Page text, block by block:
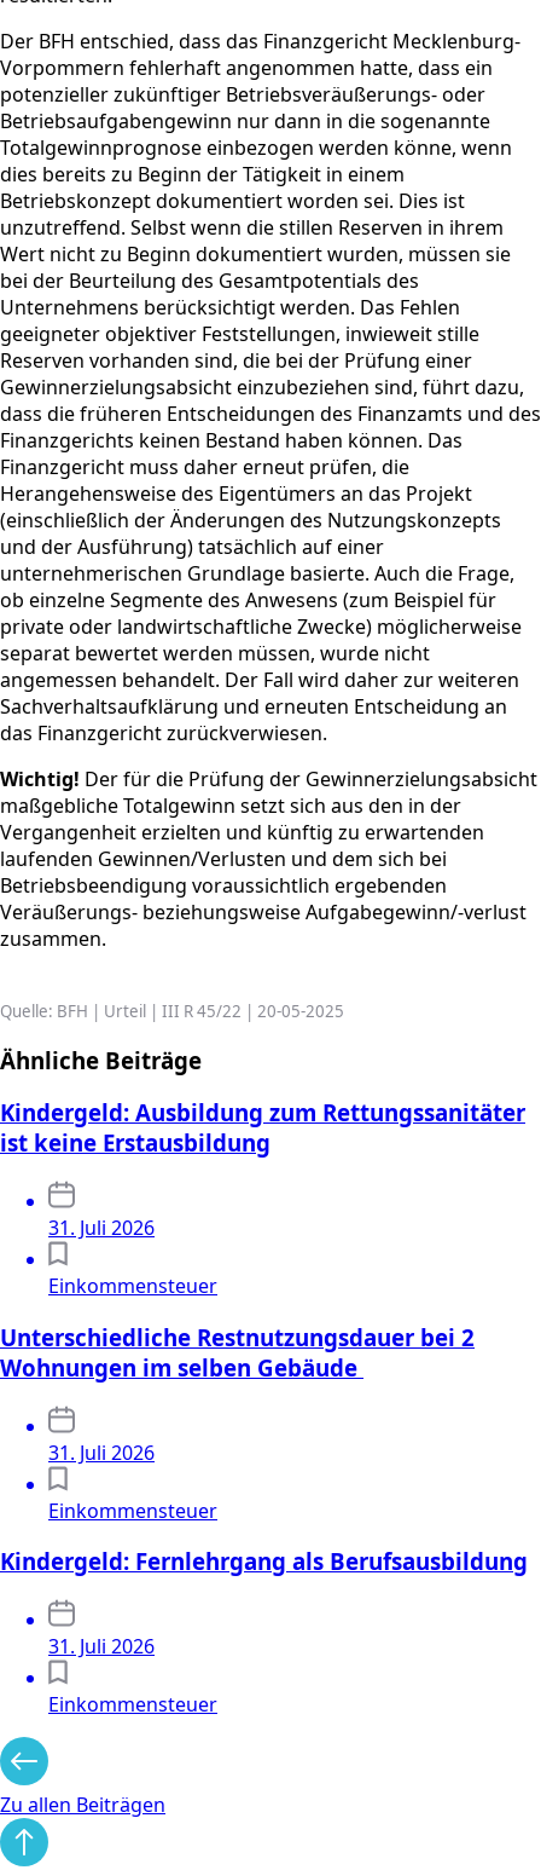
Der BFH entschied, dass das Finanzgericht Mecklenburg-
Vorpommern fehlerhaft angenommen hatte, dass ein
potenzieller zukünftiger Betriebsveräußerungs- oder
Betriebsaufgabengewinn nur dann in die sogenannte
Totalgewinnprognose einbezogen werden könne, wenn
dies bereits zu Beginn der Tätigkeit in einem
Betriebskonzept dokumentiert worden sei. Dies ist
unzutreffend. Selbst wenn die stillen Reserven in ihrem
Wert nicht zu Beginn dokumentiert wurden, müssen sie
bei der Beurteilung des Gesamtpotentials des
Unternehmens berücksichtigt werden. Das Fehlen
geeigneter objektiver Feststellungen, inwieweit stille
Reserven vorhanden sind, die bei der Prüfung einer
Gewinnerzielungsabsicht einzubeziehen sind, führt dazu,
dass die früheren Entscheidungen des Finanzamts und des
Finanzgerichts keinen Bestand haben können. Das
Finanzgericht muss daher erneut prüfen, die
Herangehensweise des Eigentümers an das Projekt
(einschließlich der Änderungen des Nutzungskonzepts
und der Ausführung) tatsächlich auf einer
unternehmerischen Grundlage basierte. Auch die Frage,
ob einzelne Segmente des Anwesens (zum Beispiel für
private oder landwirtschaftliche Zwecke) möglicherweise
separat bewertet werden müssen, wurde nicht
angemessen behandelt. Der Fall wird daher zur weiteren
Sachverhaltsaufklärung und erneuten Entscheidung an
das Finanzgericht zurückverwiesen.
Wichtig! Der für die Prüfung der Gewinnerzielungsabsicht
maßgebliche Totalgewinn setzt sich aus den in der
Vergangenheit erzielten und künftig zu erwartenden
laufenden Gewinnen/Verlusten und dem sich bei
Betriebsbeendigung voraussichtlich ergebenden
Veräußerungs- beziehungsweise Aufgabegewinn/-verlust
zusammen.
Quelle: BFH | Urteil | III R 45/22 | 20-05-2025
Ähnliche Beiträge
Kindergeld: Ausbildung zum Rettungssanitäter
ist keine Erstausbildung
31. Juli 2026
Einkommensteuer
Unterschiedliche Restnutzungsdauer bei 2
Wohnungen im selben Gebäude
31. Juli 2026
Einkommensteuer
Kindergeld: Fernlehrgang als Berufsausbildung
31. Juli 2026
Einkommensteuer
Zu allen Beiträgen